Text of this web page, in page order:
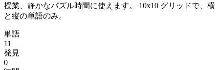
授業、静かなパズル時間に使えます。
10x10 グリッドで、横
と縦の単語のみ。
単語
11
発見
0